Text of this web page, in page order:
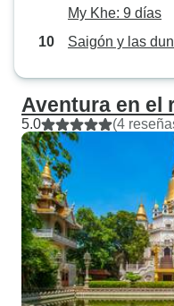
My Khe: 9 días
Saigón y las
Aventura en el
5.0 (4